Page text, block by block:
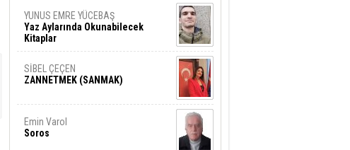
YUNUS EMRE YÜCEBAŞ
Yaz Aylarında Okunabilecek
Kitaplar
SİBEL ÇEÇEN
ZANNETMEK (SANMAK)
Emin Varol
Soros